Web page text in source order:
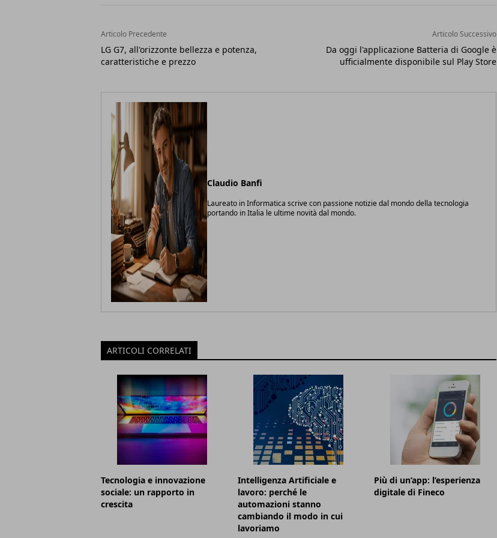
Articolo Precedente
LG G7, all'orizzonte bellezza e potenza,
caratteristiche e prezzo
Articolo Successivo
Da oggi l'applicazione Batteria di Google è
ufficialmente disponibile sul Play Store
Claudio Banfi
Laureato in Informatica scrive con passione notizie dal mondo della tecnologia
portando in Italia le ultime novità dal mondo.
ARTICOLI CORRELATI
Tecnologia e innovazione
sociale: un rapporto in
crescita
Intelligenza Artificiale e
lavoro: perché le
automazioni stanno
cambiando il modo in cui
lavoriamo
Più di un’app: l’esperienza
digitale di Fineco